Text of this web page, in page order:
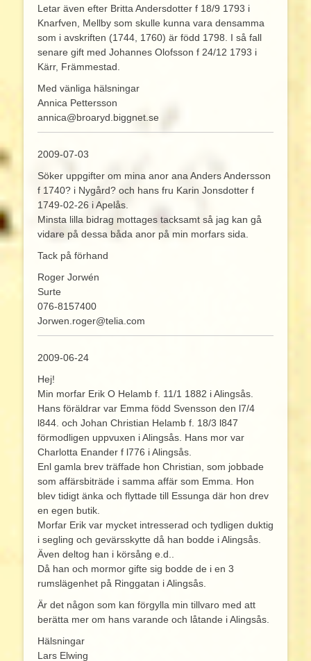
Letar även efter Britta Andersdotter f 18/9 1793 i
Knarfven, Mellby som skulle kunna vara densamma
som i avskriften (1744, 1760) är född 1798. I så fall
senare gift med Johannes Olofsson f 24/12 1793 i
Kärr, Främmestad.
Med vänliga hälsningar
Annica Pettersson
annica@broaryd.biggnet.se
2009-07-03
Söker uppgifter om mina anor ana Anders Andersson
f 1740? i Nygård? och hans fru Karin Jonsdotter f
1749-02-26 i Apelås.
Minsta lilla bidrag mottages tacksamt så jag kan gå
vidare på dessa båda anor på min morfars sida.
Tack på förhand
Roger Jorwén
Surte
076-8157400
Jorwen.roger@telia.com
2009-06-24
Hej!
Min morfar Erik O Helamb f. 11/1 1882 i Alingsås.
Hans föräldrar var Emma född Svensson den l7/4
l844. och Johan Christian Helamb f. 18/3 l847
förmodligen uppvuxen i Alingsås. Hans mor var
Charlotta Enander f l776 i Alingsås.
Enl gamla brev träffade hon Christian, som jobbade
som affärsbiträde i samma affär som Emma. Hon
blev tidigt änka och flyttade till Essunga där hon drev
en egen butik.
Morfar Erik var mycket intresserad och tydligen duktig
i segling och gevärsskytte då han bodde i Alingsås.
Även deltog han i körsång e.d..
Då han och mormor gifte sig bodde de i en 3
rumslägenhet på Ringgatan i Alingsås.
Är det någon som kan förgylla min tillvaro med att
berätta mer om hans varande och låtande i Alingsås.
Hälsningar
Lars Elwing